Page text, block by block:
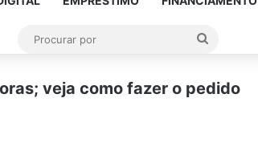
veja como fazer o pedido